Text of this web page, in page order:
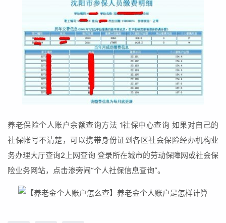
养老保险个人账户余额查询方法 1社保中心查询 如果对自己的
社保帐号不清楚，可以携带身份证到各区社会保险经办机构业
务办理大厅查询2上网查询 登录所在城市的劳动保障网或社会保
险业务网站，点击渗旁闹“个人社保信息查询”。